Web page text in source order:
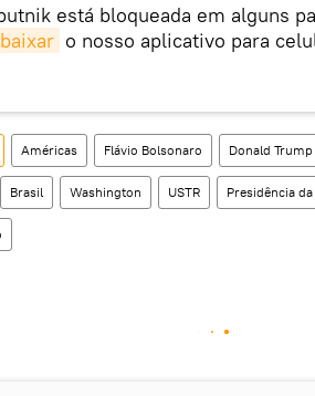
está bloqueada em alguns
baixar o nosso aplicativo para
Américas Flávio Bolsonaro Donald Trump
Brasil Washington USTR Presidência